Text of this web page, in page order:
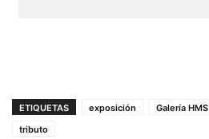
ETIQUETAS exposición Galería HMS
tributo